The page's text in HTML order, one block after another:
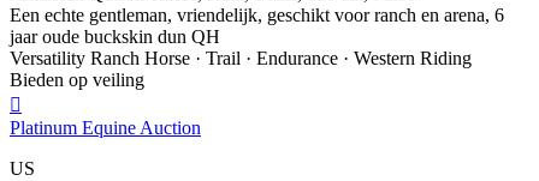
Een echte gentleman, vriendelijk, geschikt voor ranch en arena, 6
jaar oude buckskin dun QH
Versatility Ranch Horse · Trail · Endurance · Western Riding
Bieden op veiling

Platinum Equine Auction
US